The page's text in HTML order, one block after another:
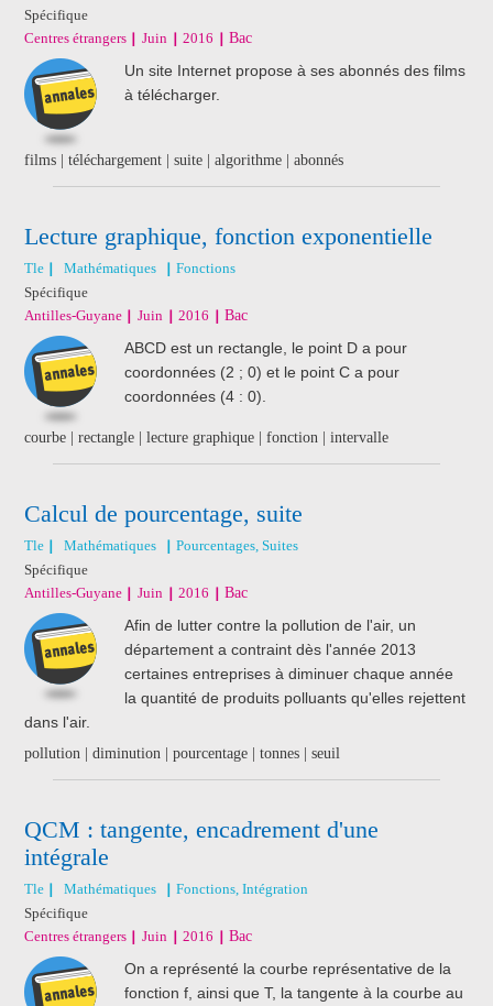
Spécifique
Centres étrangers
Juin 2016 Bac
Un site Internet propose à ses abonnés des films
à télécharger.
films | téléchargement | suite | algorithme | abonnés
Lecture graphique, fonction exponentielle
Tle Mathématiques
Fonctions
Spécifique
Antilles-Guyane
Juin 2016 Bac
ABCD est un rectangle, le point D a pour
coordonnées (2 ; 0) et le point C a pour
coordonnées (4 : 0).
courbe | rectangle | lecture graphique | fonction | intervalle
Calcul de pourcentage, suite
Tle Mathématiques
Pourcentages, Suites
Spécifique
Antilles-Guyane
Juin 2016 Bac
Afin de lutter contre la pollution de l'air, un
département a contraint dès l'année 2013
certaines entreprises à diminuer chaque année
la quantité de produits polluants qu'elles rejettent
dans l'air.
pollution | diminution | pourcentage | tonnes | seuil
QCM : tangente, encadrement d'une
intégrale
Tle Mathématiques
Fonctions, Intégration
Spécifique
Centres étrangers
Juin 2016 Bac
On a représenté la courbe représentative de la
fonction f, ainsi que T, la tangente à la courbe au